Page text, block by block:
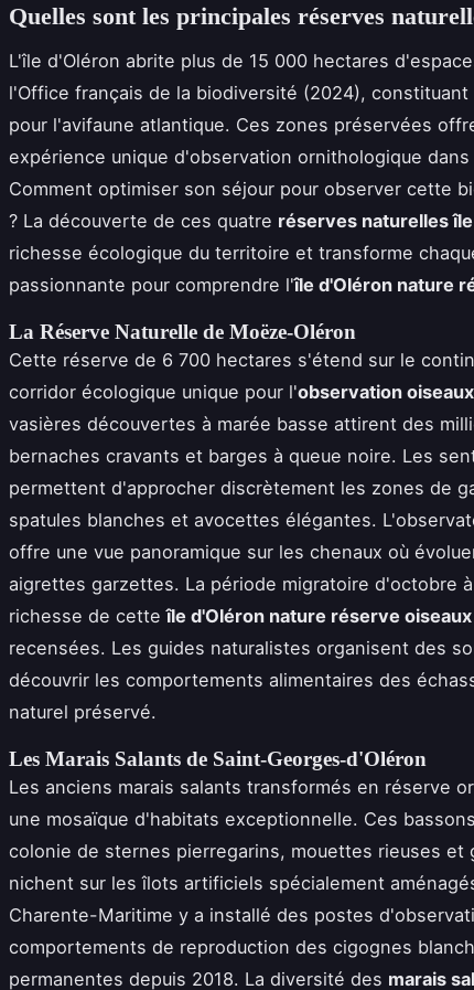
Quelles sont les principales réserves
L'île d'Oléron abrite plus de 15 000 hectares
l'Office français de la biodiversité (2024), constituant
pour l'avifaune atlantique. Ces zones préservées
expérience unique d'observation ornithologique
Comment optimiser son séjour pour observer cette
? La découverte de ces quatre réserves naturelles
richesse écologique du territoire et transforme
passionnante pour comprendre l'île d'Oléron nature
La Réserve Naturelle de Moëze-Oléron
Cette réserve de 6 700 hectares s'étend sur le
corridor écologique unique pour l'observation
vasières découvertes à marée basse attirent des
bernaches cravants et barges à queue noire. Les
permettent d'approcher discrètement les zones de
spatules blanches et avocettes élégantes.
offre une vue panoramique sur les chenaux où
aigrettes garzettes. La période migratoire d'octobre
richesse de cetteîle d'Oléron nature réserve oiseaux
recensées. Les guides naturalistes organisent des
découvrir les comportements alimentaires des
naturel préservé.
Les Marais Salants de Saint-Georges-d'Oléron
Les anciens marais salants transformés en réserve
une mosaïque d'habitats exceptionnelle. Ces
colonie de sternes pierregarins, mouettes rieuses et
nichent sur les îlots artificiels spécialement
Charente-Maritime y a installé des postes
comportements de reproduction des cigognes
permanentes depuis 2018. La diversité des marais